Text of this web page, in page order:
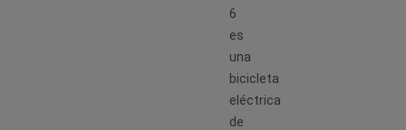
6
es
una
bicicleta
eléctrica
de